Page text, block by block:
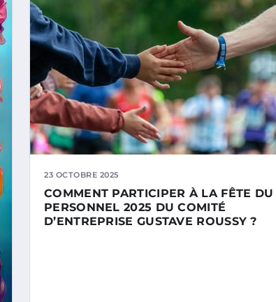
23 OCTOBRE 2025
COMMENT PARTICIPER À LA FÊTE DU
PERSONNEL 2025 DU COMITÉ
D’ENTREPRISE GUSTAVE ROUSSY ?